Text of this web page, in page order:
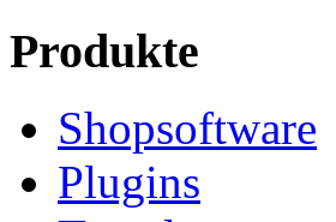
Produkte
Shopsoftware
Plugins